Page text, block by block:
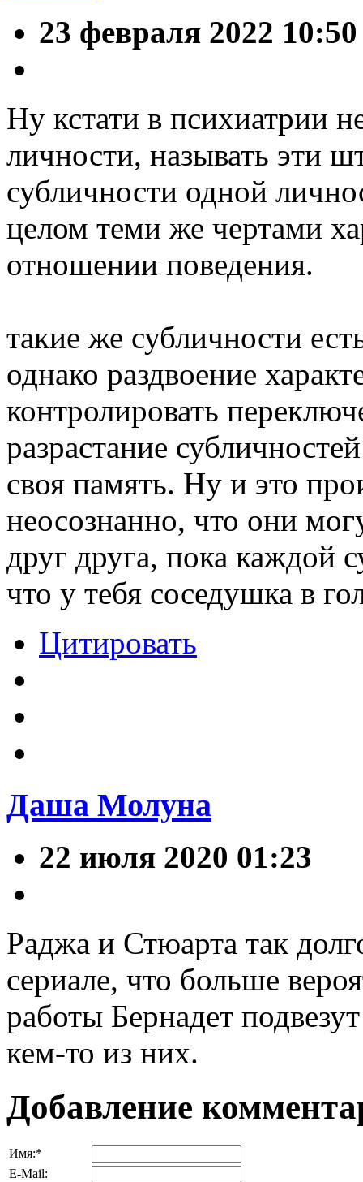
23 февраля 2022 10:50
Ну кстати в психиатрии
личности, называть эти
субличности одной
целом теми же чертами
отношении поведения.
такие же субличности
однако раздвоение
контролировать
разрастание
своя память. Ну и это
неосознанно, что они
друг друга, пока каждой
что у тебя соседушка в
Цитировать
Даша Молуна
22 июля 2020 01:23
Раджа и Стюарта так
сериале, что больше
работы Бернадет
кем-то из них.
Добавление
Имя:*
E-Mail: